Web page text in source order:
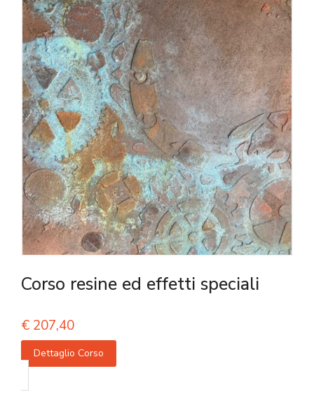
Corso resine ed effetti speciali
€ 207,40
Dettaglio Corso